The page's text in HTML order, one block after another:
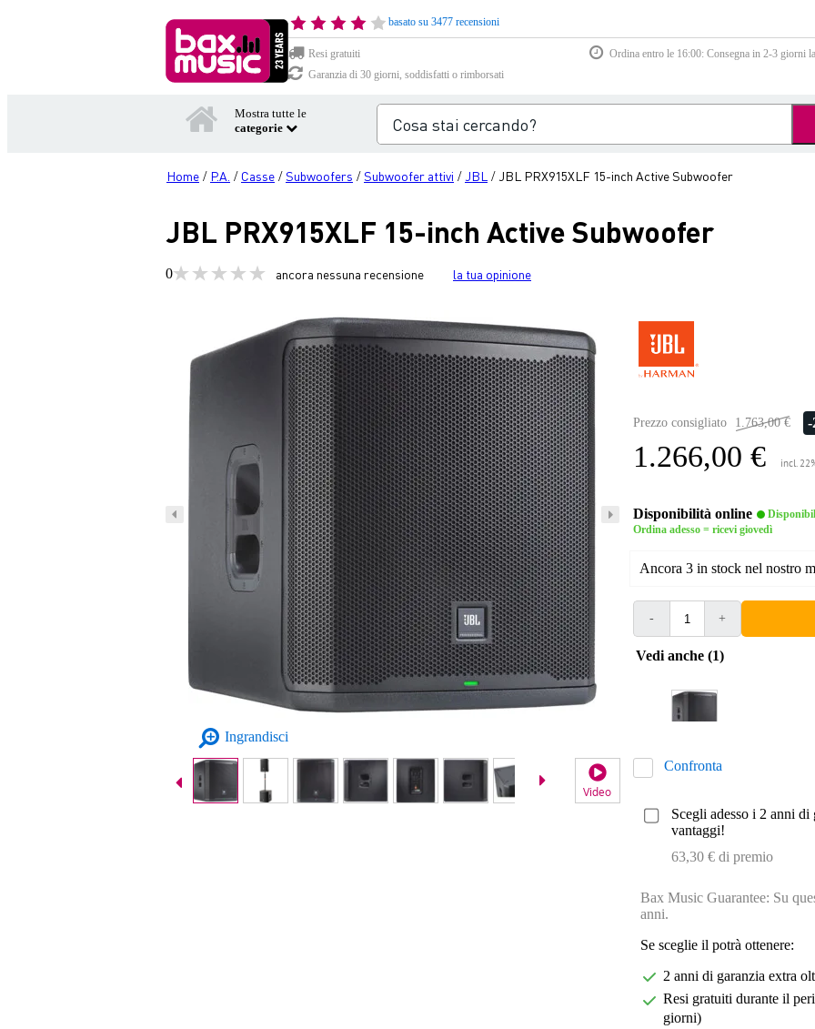
basato su 3477 recensioni
Resi gratuiti
Ordina entro le 16:00: Consegna in 2-3 giorni
Garanzia di 30 giorni, soddisfatti o rimborsati
Mostra tutte le
categorie
Home / P.A. / Casse /Subwoofers /Subwoofer attivi / JBL / JBL PRX915XLF 15-inch Active Subwoofer
JBL PRX915XLF 15-inch Active Subwoofer
0 ancora nessuna recensione la tua opinione
Ingrandisci
Video
Prezzo consigliato 1.763,00 € -
1.266,00 € incl.
Disponibilità online
Ordina adesso = ricevi giovedì
Ancora 3 in stock nel nostro
- +
Vedi anche (1)
Confronta
Scegli adesso i 2 anni
vantaggi!
63,30 € di premio
Bax Music Guarantee: Su
anni.
Se sceglie il potrà ottenere:
2 anni di garanzia extra
Resi gratuiti durante il
giorni)